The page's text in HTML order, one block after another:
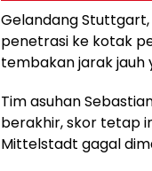
Gelandang
penetrasi ke kotak
tembakan jarak jauh
Tim asuhan
berakhir, skor tetap
Mittelstadt gagal